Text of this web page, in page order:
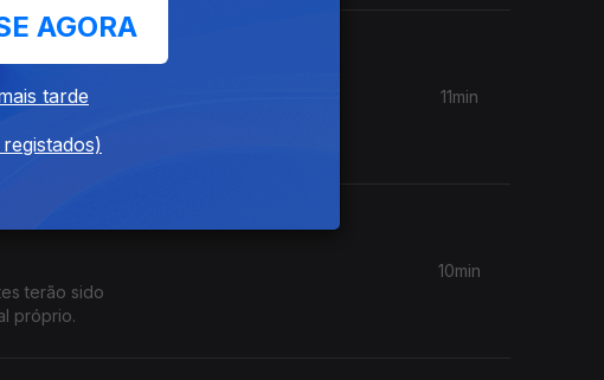
de origem
11min
terão sido
próprio.
10min
AGORA
tarde